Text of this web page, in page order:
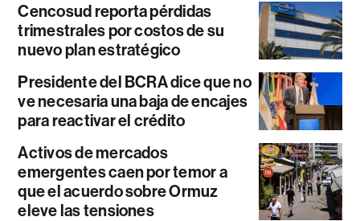
Cencosud reporta pérdidas
trimestrales por costos de su
nuevo plan estratégico
Presidente del BCRA dice que no
ve necesaria una baja de encajes
para reactivar el crédito
Activos de mercados
emergentes caen por temor a
que el acuerdo sobre Ormuz
eleve las tensiones